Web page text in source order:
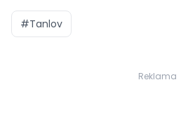
#Tanlov
Reklama